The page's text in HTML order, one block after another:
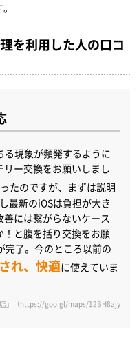
を利用した人の口コ
現象が頻発するように
ー交換をお願いしまし
たのですが、まずは説明
最新のiOSは負担が大き
には繋がらないケース
と腹を括り交換をお願
完了。今のところ以前の
れ、快適に使えていま
」（https://goo.gl/maps/